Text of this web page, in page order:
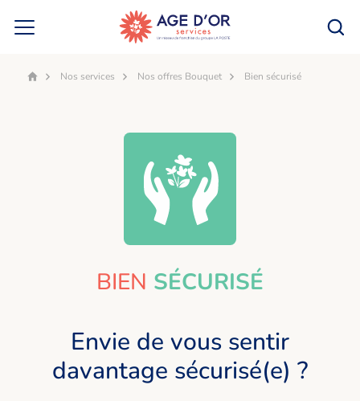
AccueilNos services Nos offres Bouquet Bien sécurisé
BIEN SÉCURISÉ
Envie de vous sentir
davantage sécurisé(e) ?